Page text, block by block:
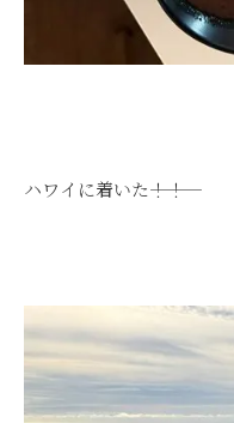
ハワイに着いた―――！！